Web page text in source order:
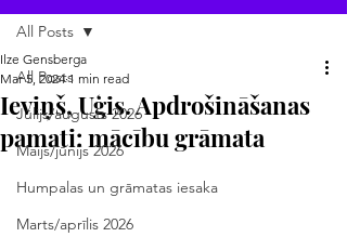
All Posts
Jūlijs/augusts 2026
Maijs/jūnijs 2026
Humpalas un grāmatas iesaka
Marts/aprīlis 2026
All Posts
Ieviņš, Uģis. Apdrošināšanas
pamati: mācību grāmata
Ilze Gensberga
Mar 5, 2024 1 min read